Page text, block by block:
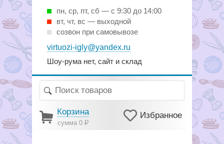
пн, ср, пт, cб — с 9:30 до 14:00
вт, чт, вс — выходной
созвон при самовывозе
virtuozi-igly@yandex.ru
Шоу-рума нет, сайт и склад
Корзина
сумма 0Р
Избранное